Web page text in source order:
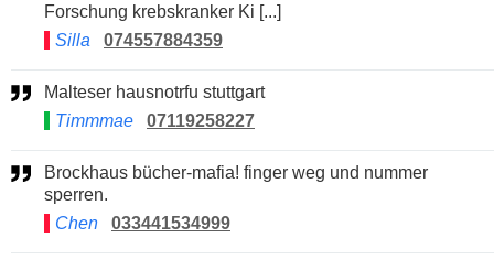
Forschung krebskranker Ki [...]
Silla
074557884359
Malteser hausnotrfu stuttgart
Timmmae
07119258227
Brockhaus bücher-mafia! finger weg und nummer
sperren.
Chen
033441534999